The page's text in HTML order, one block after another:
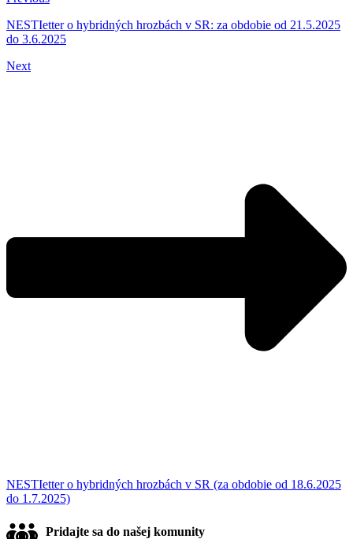
NESTIetter o hybridných hrozbách v SR: za obdobie od 21.5.2025
do 3.6.2025
Next
NESTIetter o hybridných hrozbách v SR (za obdobie od 18.6.2025
do 1.7.2025)
Pridajte sa do našej komunity